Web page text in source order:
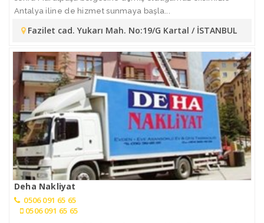
Antalya iline de hizmet sunmaya başla...
Fazilet cad. Yukarı Mah. No:19/G Kartal / İSTANBUL
Deha Nakliyat
0506 091 65 65
0506 091 65 65